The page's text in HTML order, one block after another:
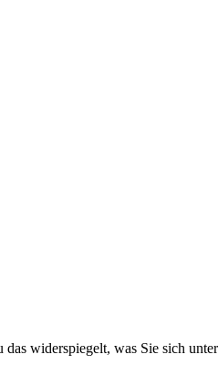
widerspiegelt, was Sie sich